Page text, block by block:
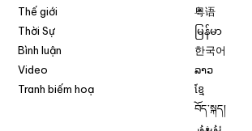
Thế giới
Thời Sự
Bình luận
Video
Tranh biếm hoạ
粤语
မြန်မာ
한국어
ລາວ
ខ្មែ
བོད་སྐད།
ئۇيغۇر